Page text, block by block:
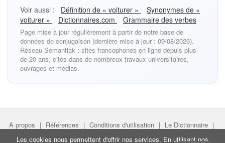
Voir aussi : Définition de « voiturer »
Synonymes de «
voiturer »
Dictionnaires.com Grammaire des verbes
Page mise à jour régulièrement à partir de notre base de
données de conjugaison (dernière mise à jour : 09/08/2026).
Réseau Semantiak : sites francophones en ligne depuis plus
de 20 ans, cités dans de nombreux travaux universitaires,
ouvrages et médias.
A propos | Références | Conditions d'utilisation | Le Dictionnaire |
Faire un lien | Liens utiles
Les cookies nous permettent d'offrir nos services. En utilisant nos